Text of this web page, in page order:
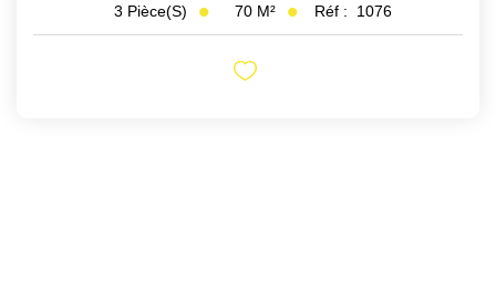
3 Pièce(s) 70 M² Réf : 1076